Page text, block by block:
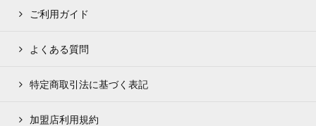
ご利用ガイド
よくある質問
特定商取引法に基づく表記
加盟店利用規約